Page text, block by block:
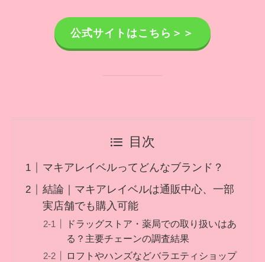
公式サイトはこちら＞＞
目次
マキアレイベルってどんなブランド？
結論｜マキアレイベルは通販中心、一部
実店舗でも購入可能
ドラッグストア・薬局での取り扱いはあ
る？主要チェーンの調査結果
ロフトやハンズなどバラエティショップ